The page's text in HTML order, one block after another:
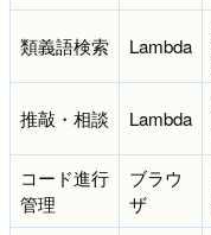
類義語検索 Lambda
推敲・相談 Lambda
コード進行
管理
ブラウ
ザ